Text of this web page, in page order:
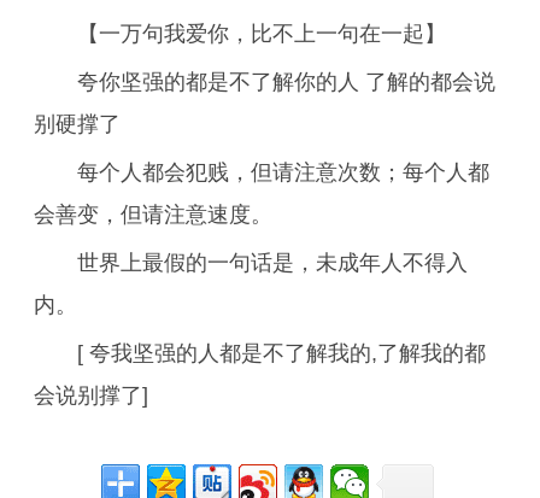
【一万句我爱你，比不上一句在一起】
夸你坚强的都是不了解你的人 了解的都会说
别硬撑了
每个人都会犯贱，但请注意次数；每个人都
会善变，但请注意速度。
世界上最假的一句话是，未成年人不得入
内。
[ 夸我坚强的人都是不了解我的,了解我的都
会说别撑了]